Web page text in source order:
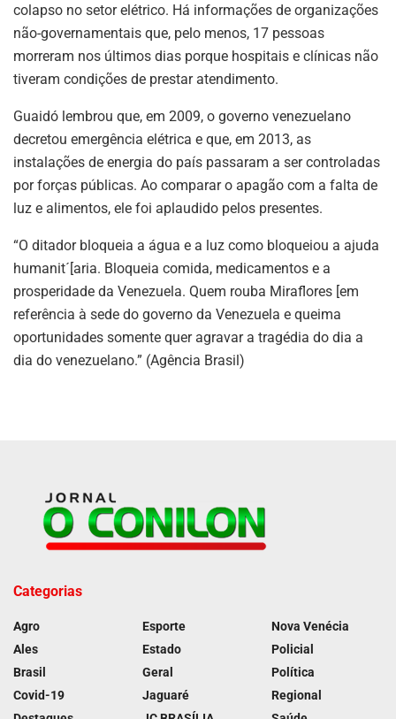
colapso no setor elétrico. Há informações de organizações
não-governamentais que, pelo menos, 17 pessoas
morreram nos últimos dias porque hospitais e clínicas não
tiveram condições de prestar atendimento.
Guaidó lembrou que, em 2009, o governo venezuelano
decretou emergência elétrica e que, em 2013, as
instalações de energia do país passaram a ser controladas
por forças públicas. Ao comparar o apagão com a falta de
luz e alimentos, ele foi aplaudido pelos presentes.
“O ditador bloqueia a água e a luz como bloqueiou a ajuda
humanit´[aria. Bloqueia comida, medicamentos e a
prosperidade da Venezuela. Quem rouba Miraflores [em
referência à sede do governo da Venezuela e queima
oportunidades somente quer agravar a tragédia do dia a
dia do venezuelano.” (Agência Brasil)
Categorias
Agro
Ales
Brasil
Covid-19
Esporte
Estado
Geral
Jaguaré
Nova Venécia
Policial
Política
Regional